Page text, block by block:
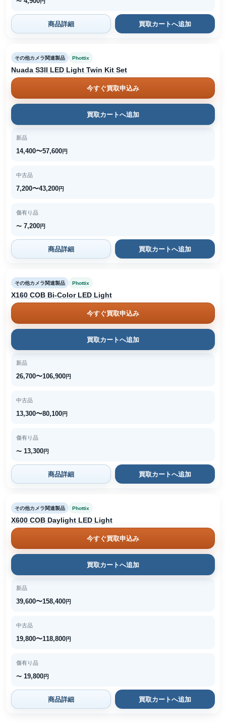
商品詳細 買取カートへ追加
その他カメラ関連製品 Phottix
Nuada S3II LED Light Twin Kit Set
今すぐ買取申込み
買取カートへ追加
新品
14,400〜57,600円
中古品
7,200〜43,200円
傷有り品
〜 7,200円
商品詳細 買取カートへ追加
その他カメラ関連製品 Phottix
X160 COB Bi-Color LED Light
今すぐ買取申込み
買取カートへ追加
新品
26,700〜106,900円
中古品
13,300〜80,100円
傷有り品
〜 13,300円
商品詳細 買取カートへ追加
その他カメラ関連製品 Phottix
X600 COB Daylight LED Light
今すぐ買取申込み
買取カートへ追加
新品
39,600〜158,400円
中古品
19,800〜118,800円
傷有り品
〜 19,800円
商品詳細 買取カートへ追加